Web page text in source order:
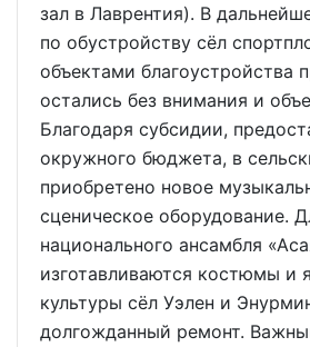
зал в Лаврентия). В
по обустройству сёл
объектами благоустройства
остались без внимания и
Благодаря субсидии,
окружного бюджета, в
приобретено новое
сценическое оборудование.
национального ансамбля
изготавливаются костюмы и
культуры сёл Уэлен и
долгожданный ремонт.